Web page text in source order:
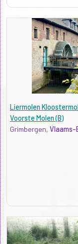
Liermolen
Voorste Molen (B)
Grimbergen, Vlaams-